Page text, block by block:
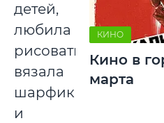
детей,
любила
рисовать,
вязала
шарфики
и
КИНО
Кино в
марта